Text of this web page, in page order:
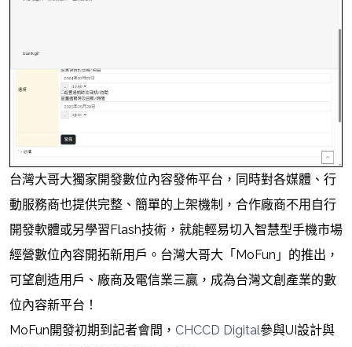
台灣大哥大獨家開發數位內容發佈平台，同時對各媒體、行
動服務商也提供完整、簡單的上架機制，合作廠商不用自行
開發軟體或另學習Flash技術，就能輕易切入智慧型手機市場
經營數位內容開拓新用戶。台灣大哥大「MoFun」的推出，
可望創造用戶、廠商及電信業三贏，成為台灣文創產業的數
位內容新平台！
MoFun開發初期到記者會間， CHCCD Digital參與UI設計與